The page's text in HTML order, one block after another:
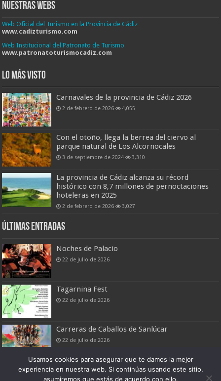
Nuestras Webs
Web Oficial del Turismo en la Provincia de Cádiz
www.cadizturismo.com
Web Institucional del Patronato de Turismo
www.patronatoturismocadiz.com
Lo más visto
Carnavales de la provincia de Cádiz 2026
2 de febrero de 2026 4,055
Con el otoño, llega la berrea del ciervo al
parque natural de Los Alcornocales
3 de septiembre de 2024 3,310
La provincia de Cádiz alcanza su récord
histórico con 8,7 millones de pernoctaciones
hoteleras en 2025
2 de febrero de 2026 3,027
Últimas entradas
Noches de Palacio
22 de julio de 2026
Tagarnina Fest
22 de julio de 2026
Carreras de Caballos de Sanlúcar
22 de julio de 2026
Usamos cookies para asegurar que te damos la mejor
experiencia en nuestra web. Si continúas usando este sitio,
asumiremos que estás de acuerdo con ello.